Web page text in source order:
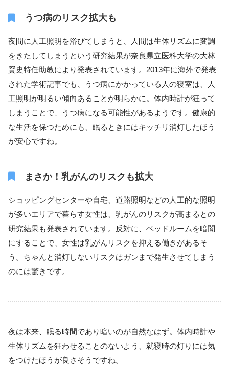
うつ病のリスク拡大も
夜間に人工照明を浴びてしまうと、人間は生体リズムに変調
をきたしてしまうという研究結果が奈良県立医科大学の大林
賢史特任助教により発表されています。2013年に海外で発表
された学術記事でも、うつ病にかかっている人の寝室は、人
工照明が明るい傾向あることが明らかに。体内時計が狂って
しまうことで、うつ病になる可能性があるようです。健康的
な生活を保つためにも、眠るときにはキッチリ消灯したほう
が安心ですね。
まさか！乳がんのリスクも拡大
ショッピングセンターや自宅、道路照明などの人工的な照明
が多いエリアで暮らす女性は、乳がんのリスクが高まるとの
研究結果も発表されています。反対に、ベッドルームを暗闇
にすることで、女性は乳がんリスクを抑える働きがあるそ
う。ちゃんと消灯しないリスクはガンまで発生させてしまう
のには驚きです。
夜は本来、眠る時間であり暗いのが自然なはず。体内時計や
生体リズムを狂わせることのないよう、就寝時の灯りには気
をつけたほうが良さそうですね。